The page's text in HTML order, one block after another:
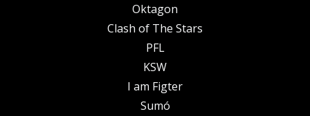
Oktagon
Clash of The Stars
PFL
KSW
I am Figter
Sumó